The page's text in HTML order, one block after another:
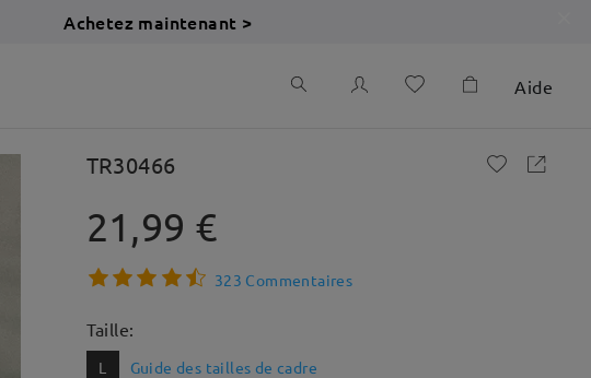
Achetez maintenant >
Aide
TR30466
21,99 €
323 Commentaires
Taille:
L Guide des tailles de cadre